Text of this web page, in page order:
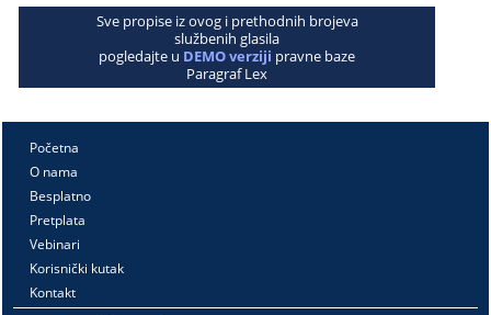
Sve propise iz ovog i prethodnih brojeva
službenih glasila
pogledajte u DEMO verziji pravne baze
Paragraf Lex
Početna
O nama
Besplatno
Pretplata
Vebinari
Korisnički kutak
Kontakt